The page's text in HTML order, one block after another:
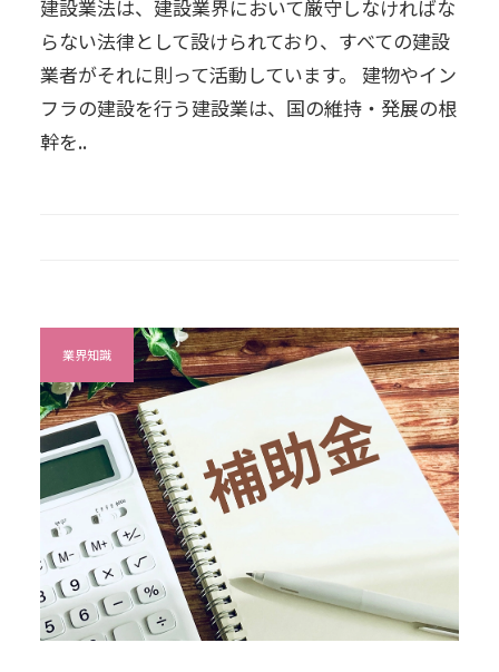
建設業法は、建設業界において厳守しなければな
らない法律として設けられており、すべての建設
業者がそれに則って活動しています。 建物やイン
フラの建設を行う建設業は、国の維持・発展の根
幹を..
業界知識